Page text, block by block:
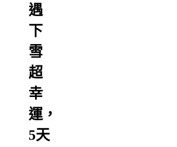
遇
下
雪
超
幸
運，
5天